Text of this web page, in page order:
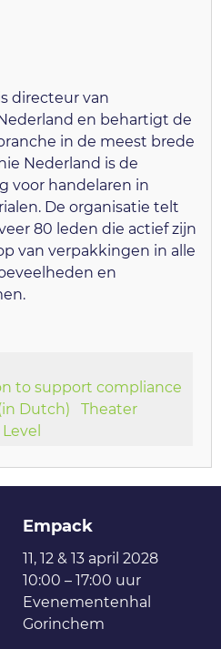
directeur van
en behartigt de
in de meest brede
Nederland is de
voor handelaren in
De organisatie telt
80 leden die actief zijn
van verpakkingen in alle
en
to support compliance
Dutch)
Theater
Empack
11, 12 & 13 april 2028
10:00 – 17:00 uur
Evenementenhal
Gorinchem